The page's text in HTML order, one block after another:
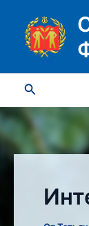
содержимому
Поиск